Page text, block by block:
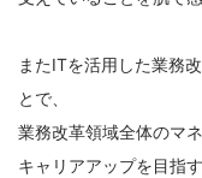
またITを活用した業務
とで、
業務改革領域全体のマ
キャリアアップを目指